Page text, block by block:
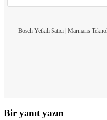
Bosch Yetkili Satıcı | Marmaris
Bir yanıt yazın